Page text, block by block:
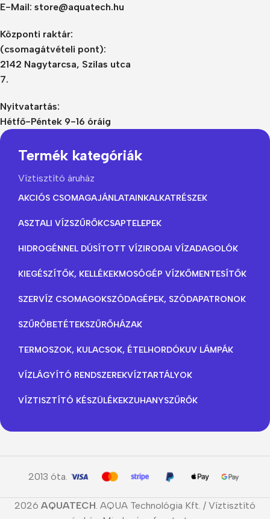
E-Mail: store@aquatech.hu
Központi raktár:
(csomagátvételi pont):
2142 Nagytarcsa, Szilas utca
7.
Nyitvatartás:
Hétfő-Péntek 9-16 óráig
Termék kategóriák
Víztisztító áruház
AKCIÓS CSOMAGAJÁNLATAINKALKATRÉSZEK
ASZTALI VÍZSZŰRŐKCSAPTELEPEK
HIDROGÉNNEL DÚSÍTOTT VÍZIRODAI VÍZADAGOLÓK
KIEGÉSZÍTŐK, KELLÉKEKMOSÓGÉP VÍZKŐMENTESÍTŐK
SZERVÍZ CSOMAGOKSZÓDAGÉPEK, SZÓDAPATRONOK
SZŰRŐBETÉTEKSZŰRŐHÁZAK
TERMOSZOK, KULACSOK, ÉTELHORDÓKUV LÁMPÁK
VÍZLÁGYÍTÓ RENDSZEREKVÍZTARTÁLYOK
VÍZTISZTÍTÓ KÉSZÜLÉKEKZUHANYSZŰRŐK
2013 óta.
2026 AQUATECH. AQUA Technológia Kft. / Víztisztító